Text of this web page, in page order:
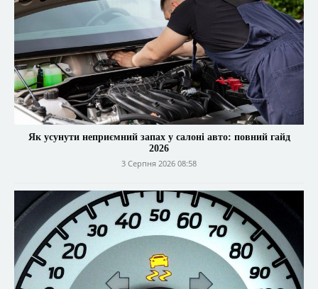
Як усунути неприємний запах у салоні авто: повний гайд
2026
3 Серпня 2026 08:58